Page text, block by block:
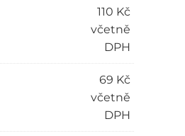
110 Kč
včetně
DPH
69 Kč
včetně
DPH